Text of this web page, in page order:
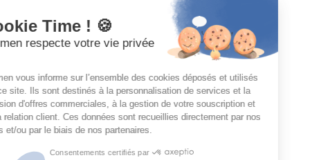
Cookie Time ! 🍪
Karmen respecte votre vie privée
Karmen vous informe sur l’ensemble des cookies déposés et utilisés
sur ce site. Ils sont destinés à la personnalisation de services et la
diffusion d'offres commerciales, à la gestion de votre souscription et
de la relation client. Ces données sont recueillies directement par nos
soins et/ou par le biais de nos partenaires.
Consentements certifiés par